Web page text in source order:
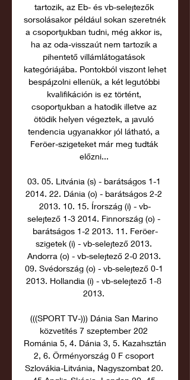
tartozik, az Eb- és vb-selejtezők
sorsolásakor például sokan szeretnék
a csoportjukban tudni, még akkor is,
ha az oda-visszaút nem tartozik a
pihentető villámlátogatások
kategóriájába. Pontokból viszont lehet
bespájzolni ellenük, a két legutóbbi
kvalifikáción is ez történt,
csoportjukban a hatodik illetve az
ötödik helyen végeztek, a javuló
tendencia ugyanakkor jól látható, a
Feröer-szigeteket már meg tudták
előzni...
03. 05. Litvánia (s) - barátságos 1-1
2014. 22. Dánia (o) - barátságos 2-2
2013. 10. 15. Írország (i) - vb-
selejtező 1-3 2014. Finnország (o) -
barátságos 1-2 2013. 11. Feröer-
szigetek (i) - vb-selejtező 2013.
Andorra (o) - vb-selejtező 2-0 2013.
09. Svédország (o) - vb-selejtező 0-1
2013. Hollandia (i) - vb-selejtező 1-8
2013.
(((SPORT TV-))) Dánia San Marino
közvetítés 7 szeptember 202
Románia 5, 4. Dánia 3, 5. Kazahsztán
2, 6. Örményország 0 F csoport
Szlovákia-Litvánia, Nagyszombat 20.